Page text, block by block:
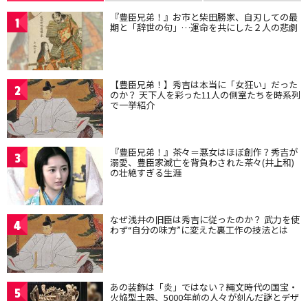
1 『豊臣兄弟！』お市と柴田勝家、自刃しての最
期と「辞世の句」…運命を共にした２人の悲劇
2 【豊臣兄弟！】秀吉は本当に「女狂い」だった
のか？ 天下人を彩った11人の側室たちを時系列
で一挙紹介
3 『豊臣兄弟！』茶々＝悪女はほぼ創作？秀吉が
溺愛、豊臣家滅亡を背負わされた茶々(井上和)
の壮絶すぎる生涯
4 なぜ浅井の旧臣は秀吉に従ったのか？ 武力を使
わず“自分の味方”に変えた裏工作の技法とは
5 あの装飾は「炎」ではない？縄文時代の国宝・
火焔型土器、5000年前の人々が刻んだ謎とデザ